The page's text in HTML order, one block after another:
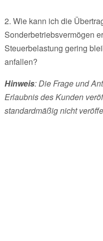
2. Wie kann ich die
Sonderbetriebsvermögen
Steuerbelastung gering
anfallen?
Hinweis: Die Frage und
Erlaubnis des Kunden
standardmäßig nicht